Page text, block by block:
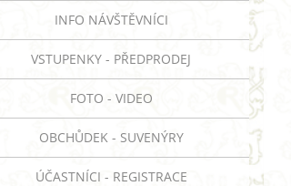
INFO NÁVŠTĚVNÍCI
VSTUPENKY - PŘEDPRODEJ
FOTO - VIDEO
OBCHŮDEK - SUVENÝRY
ÚČASTNÍCI - REGISTRACE